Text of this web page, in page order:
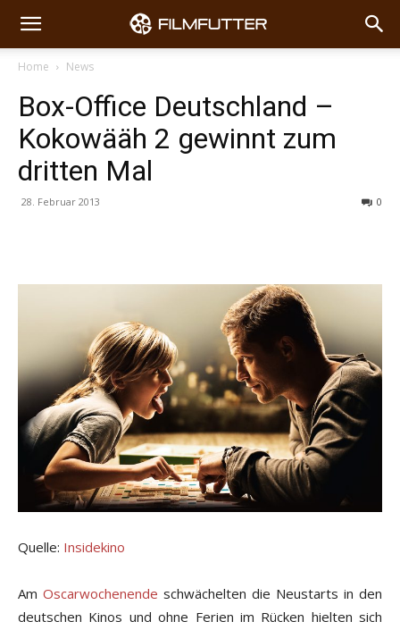
Home News
Box-Office Deutschland –
Kokowääh 2 gewinnt zum
dritten Mal
28. Februar 2013 0
Quelle: Insidekino
Am Oscarwochenende schwächelten die Neustarts in den
deutschen Kinos und ohne Ferien im Rücken hielten sich